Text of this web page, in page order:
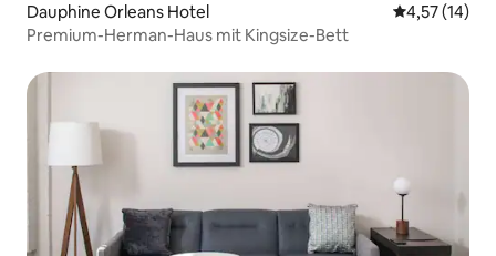
Dauphine Orleans Hotel
4,57 (14)
Premium-Herman-Haus mit Kingsize-Bett